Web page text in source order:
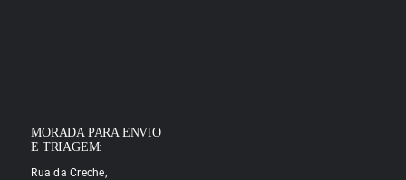
MORADA PARA ENVIO
E TRIAGEM:
Rua da Creche,